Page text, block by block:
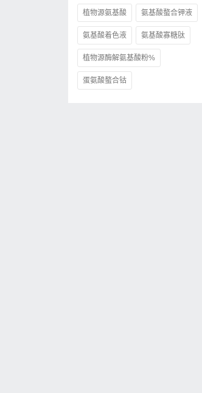
植物源氨基酸 氨基酸螯合钾液
氨基酸着色液 氨基酸寡糖肽
植物源酶解氨基酸粉%
蛋氨酸螯合钴